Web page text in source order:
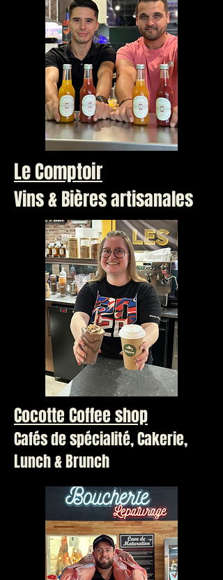
Le Comptoir
Vins & Bières artisanales
Cocotte Coffee shop
Cafés de spécialité, Cakerie,
Lunch & Brunch